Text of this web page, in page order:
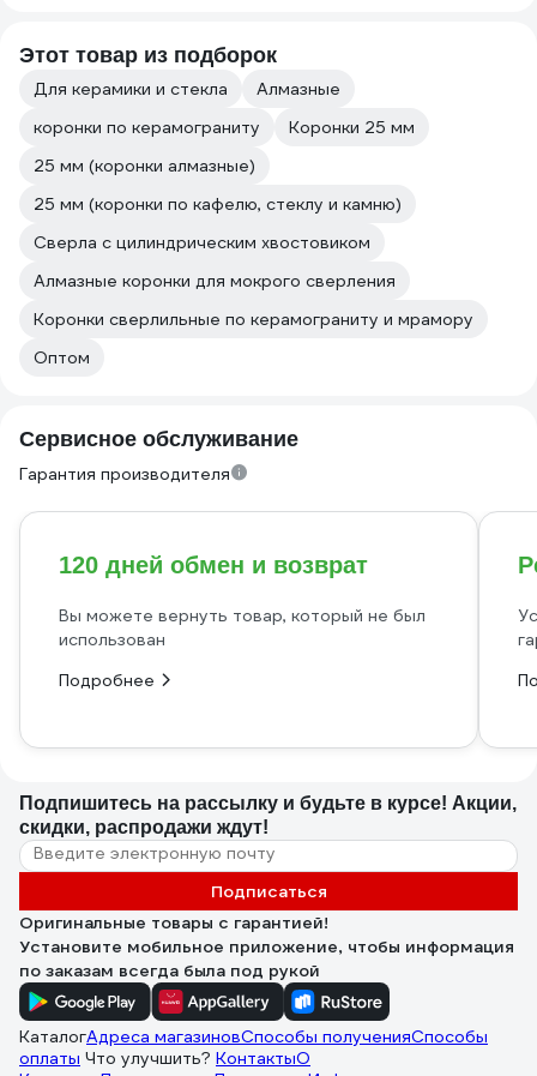
Этот товар из подборок
Для керамики и стекла
Алмазные
коронки по керамограниту
Коронки 25 мм
25 мм (коронки алмазные)
25 мм (коронки по кафелю, стеклу и камню)
Сверла с цилиндрическим хвостовиком
Алмазные коронки для мокрого сверления
Коронки сверлильные по керамограниту и мрамору
Оптом
Сервисное обслуживание
Гарантия производителя
120 дней обмен и возврат
Вы можете вернуть товар, который не был
использован
Подробнее
Подпишитесь на рассылку и будьте в курсе! Акции,
скидки, распродажи ждут!
Подписаться
Оригинальные товары с гарантией!
Установите мобильное приложение, чтобы информация
по заказам всегда была под рукой
КаталогАдреса магазиновСпособы полученияСпособы
оплаты Что улучшить? КонтактыО